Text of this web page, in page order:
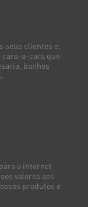
seus clientes e,
cara-a-cara que
banhos
a internet
valores aos
produtos e